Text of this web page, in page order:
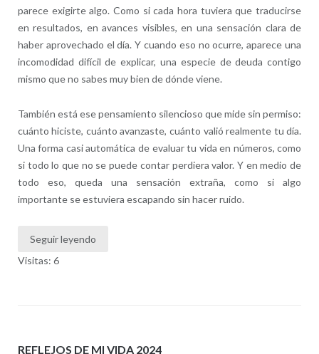
parece exigirte algo. Como si cada hora tuviera que traducirse
en resultados, en avances visibles, en una sensación clara de
haber aprovechado el día. Y cuando eso no ocurre, aparece una
incomodidad difícil de explicar, una especie de deuda contigo
mismo que no sabes muy bien de dónde viene.
También está ese pensamiento silencioso que mide sin permiso:
cuánto hiciste, cuánto avanzaste, cuánto valió realmente tu día.
Una forma casi automática de evaluar tu vida en números, como
si todo lo que no se puede contar perdiera valor. Y en medio de
todo eso, queda una sensación extraña, como si algo
importante se estuviera escapando sin hacer ruido.
Seguir leyendo
Visitas: 6
REFLEJOS DE MI VIDA 2024